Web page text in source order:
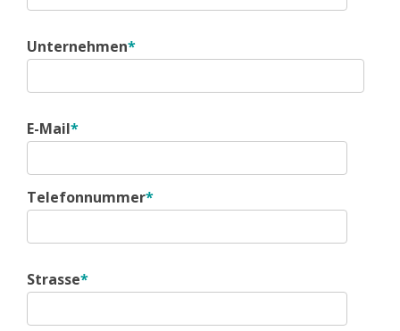
Unternehmen*
E-Mail*
Telefonnummer*
Strasse*